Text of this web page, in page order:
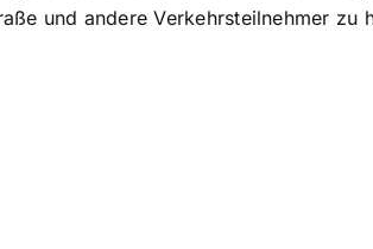
und andere Verkehrsteilnehmer